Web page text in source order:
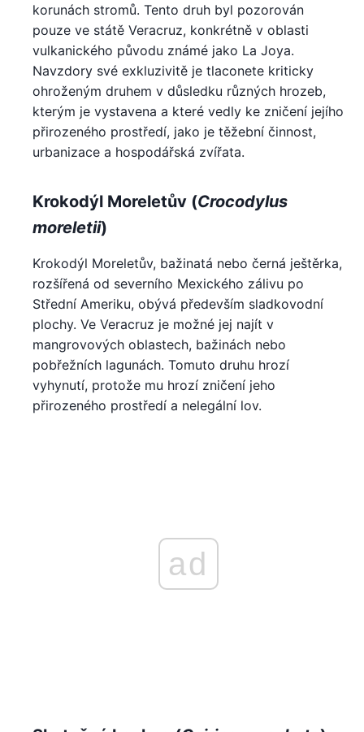
korunách stromů. Tento druh byl pozorován
pouze ve státě Veracruz, konkrétně v oblasti
vulkanického původu známé jako La Joya.
Navzdory své exkluzivitě je tlaconete kriticky
ohroženým druhem v důsledku různých hrozeb,
kterým je vystavena a které vedly ke zničení jejího
přirozeného prostředí, jako je těžební činnost,
urbanizace a hospodářská zvířata.
Krokodýl Moreletův (Crocodylus
moreletii)
Krokodýl Moreletův, bažinatá nebo černá ještěrka,
rozšířená od severního Mexického zálivu po
Střední Ameriku, obývá především sladkovodní
plochy. Ve Veracruz je možné jej najít v
mangrovových oblastech, bažinách nebo
pobřežních lagunách. Tomuto druhu hrozí
vyhynutí, protože mu hrozí zničení jeho
přirozeného prostředí a nelegální lov.
ad